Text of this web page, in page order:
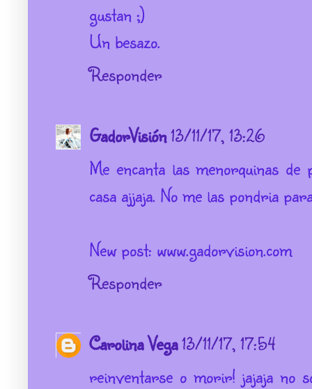
gustan ;)
Un besazo.
Responder
GadorVisión13/11/17, 13:26
Me encanta las menorquinas
casa ajjaja. No me las pondria
New post: www.gadorvision.com
Responder
Carolina Vega13/11/17, 17:54
reinventarse o morir! jajaja no